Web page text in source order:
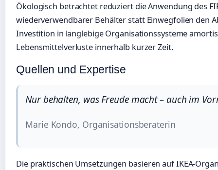
Ökologisch betrachtet reduziert die Anwendung des
wiederverwendbarer Behälter statt Einwegfolien den
Investition in langlebige Organisationssysteme
Lebensmittelverluste innerhalb kurzer Zeit.
Quellen und Expertise
Nur behalten, was Freude macht – auch im
Marie Kondo, Organisationsberaterin
Die praktischen Umsetzungen basieren auf IKEA-